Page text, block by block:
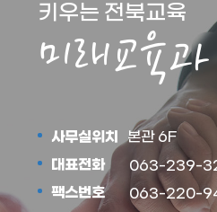
키우는 전북교육
미래교육과
사무실위치 본관 6F
대표전화 063-239-
팩스번호 063-220-